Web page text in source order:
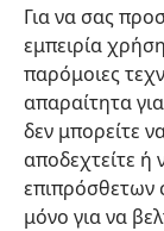
Για να σας
εμπειρία
παρόμοιες
απαραίτητα
δεν μπορείτε
αποδεχτείτε
επιπρόσθετων
μόνο για να
δεν
ξεριζώνοντάς
Ιεχωβά.